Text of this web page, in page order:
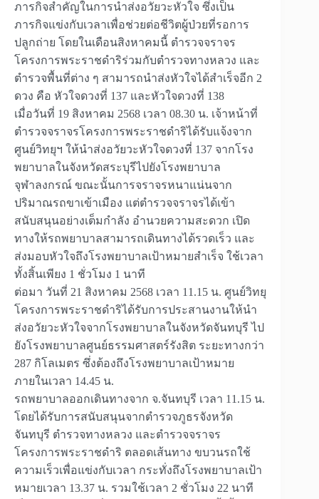
ภารกิจสำคัญในการนำส่งอวัยวะหัวใจ ซึ่งเป็น
ภารกิจแข่งกับเวลาเพื่อช่วยต่อชีวิตผู้ป่วยที่รอการ
ปลูกถ่าย โดยในเดือนสิงหาคมนี้ ตำรวจจราจร
โครงการพระราชดำริร่วมกับตำรวจทางหลวง และ
ตำรวจพื้นที่ต่าง ๆ สามารถนำส่งหัวใจได้สำเร็จอีก 2
ดวง คือ หัวใจดวงที่ 137 และหัวใจดวงที่ 138
เมื่อวันที่ 19 สิงหาคม 2568 เวลา 08.30 น. เจ้าหน้าที่
ตำรวจจราจรโครงการพระราชดำริได้รับแจ้งจาก
ศูนย์วิทยุฯ ให้นำส่งอวัยวะหัวใจดวงที่ 137 จากโรง
พยาบาลในจังหวัดสระบุรีไปยังโรงพยาบาล
จุฬาลงกรณ์ ขณะนั้นการจราจรหนาแน่นจาก
ปริมาณรถขาเข้าเมือง แต่ตำรวจจราจรได้เข้า
สนับสนุนอย่างเต็มกำลัง อำนวยความสะดวก เปิด
ทางให้รถพยาบาลสามารถเดินทางได้รวดเร็ว และ
ส่งมอบหัวใจถึงโรงพยาบาลเป้าหมายสำเร็จ ใช้เวลา
ทั้งสิ้นเพียง 1 ชั่วโมง 1 นาที
ต่อมา วันที่ 21 สิงหาคม 2568 เวลา 11.15 น. ศูนย์วิทยุ
โครงการพระราชดำริได้รับการประสานงานให้นำ
ส่งอวัยวะหัวใจจากโรงพยาบาลในจังหวัดจันทบุรี ไป
ยังโรงพยาบาลศูนย์ธรรมศาสตร์รังสิต ระยะทางกว่า
287 กิโลเมตร ซึ่งต้องถึงโรงพยาบาลเป้าหมาย
ภายในเวลา 14.45 น.
รถพยาบาลออกเดินทางจาก จ.จันทบุรี เวลา 11.15 น.
โดยได้รับการสนับสนุนจากตำรวจภูธรจังหวัด
จันทบุรี ตำรวจทางหลวง และตำรวจจราจร
โครงการพระราชดำริ ตลอดเส้นทาง ขบวนรถใช้
ความเร็วเพื่อแข่งกับเวลา กระทั่งถึงโรงพยาบาลเป้า
หมายเวลา 13.37 น. รวมใช้เวลา 2 ชั่วโมง 22 นาที